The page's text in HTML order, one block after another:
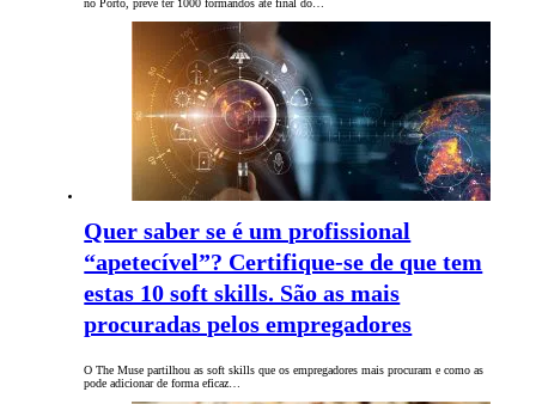
no Porto, prevê ter 1000 formandos até final do…
Quer saber se é um profissional
“apetecível”? Certifique-se de que tem
estas 10 soft skills. São as mais
procuradas pelos empregadores
O The Muse partilhou as soft skills que os empregadores mais procuram e como as
pode adicionar de forma eficaz…